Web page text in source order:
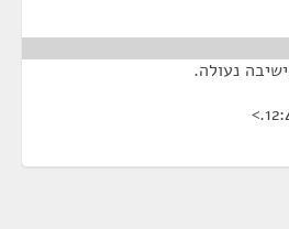
נעולה.